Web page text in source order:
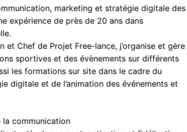
marketing et stratégie digitale des
expérience de près de 20 ans dans
et Chef de Projet Free-lance, j’organise et gère
sportives et des évènements sur différents
les formations sur site dans le cadre du
digitale et de l’animation des événements et
la communication